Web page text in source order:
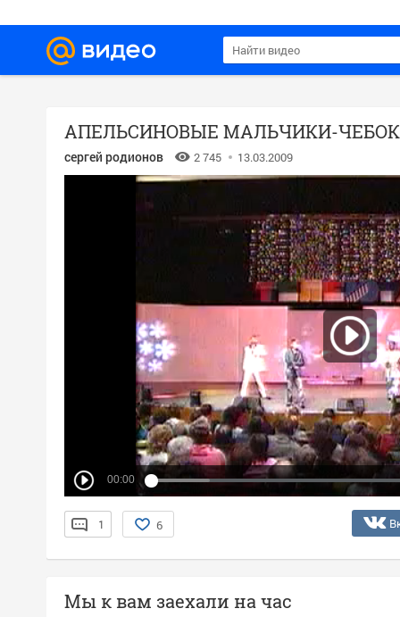
АПЕЛЬСИНОВЫЕ МАЛЬЧИКИ-
сергей родионов 2 745 13.03.2009
00:00
1 6
Мы к вам заехали на час